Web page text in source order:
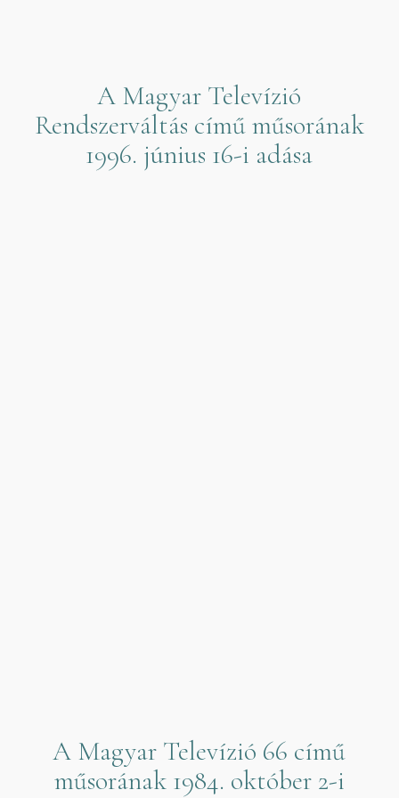
A Magyar Televízió
Rendszerváltás című műsorának
1996. június 16-i adása
A Magyar Televízió 66 című
műsorának 1984. október 2-i